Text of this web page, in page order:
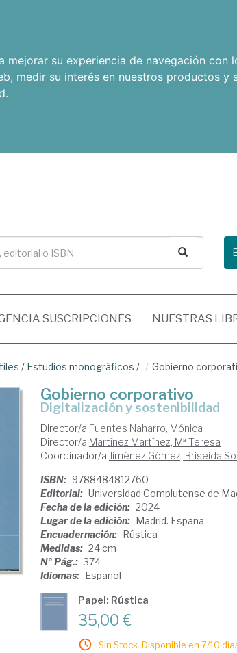
su experiencia de navegación con
, medir su interés en nuestros productos y
.
SUSCRIPCIONES NUESTRAS
/ Estudios monográficos / Gobierno
Gobierno corporativo
digitalización y sostenibilidad
Director/a Fuentes Naharro, Mónica
Director/a Martínez Martínez, Mª Teresa
Coordinador/a Jiménez Gómez, Briseida
ISBN: 9788484812760
Editorial: Universidad Complutense de
Fecha de la edición: 2024
Lugar de la edición: Madrid. España
Encuadernación: Rústica
Medidas: 24 cm
Nº Pág.: 374
Idiomas: Español
Papel: Rústica
35,00 €
Sin Stock. Disponible en 7/10